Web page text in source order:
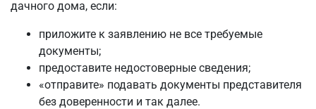
дачного дома, если:
приложите к заявлению не все требуемые
документы;
предоставите недостоверные сведения;
«отправите» подавать документы представителя
без доверенности и так далее.